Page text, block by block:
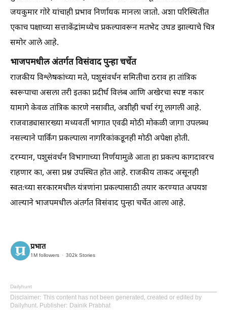
जयकुमार गोरे यांचाही प्रभाव निर्णायक मानला जातो. अशा परिस्थितीत
एकाच पक्षाच्या सत्ताकेंद्रांमध्येच प्रकल्पावरून मतभेद उघड झाल्याचे चित्र
समोर आले आहे.
भाजपमधील अंतर्गत विसंवाद पुन्हा चर्चेत
राजकीय विश्लेषकांच्या मते, पशुसंवर्धन समितीचा ठराव हा तांत्रिक
स्वरूपाचा असला तरी इतका प्रदीर्घ विलंब आणि अखेरचा स्पष्ट नकार
यामागे केवळ तांत्रिक कारणे नसावीत, अशीही चर्चा रंगू लागली आहे.
राजवाड्यासारख्या मध्यवर्ती भागात एवढी मोठी मोकळी जागा उपलब्ध
नसल्याने पार्किंग प्रकल्पाला नागरिकांकडूनही मोठी अपेक्षा होती.
दरम्यान, पशुसंवर्धन विभागाच्या निर्णयामुळे आता हा प्रकल्प कागदावरच
राहणार का, असा प्रश्न उपस्थित होत आहे. राजकीय ताकद असूनही
स्वतःच्या सरकारमधील यंत्रणांना प्रकल्पासाठी तयार करण्यात अपयश
आल्याने भाजपमधील अंतर्गत विसंवाद पुन्हा चर्चेत आला आहे.
प्रभात
1M followers 302k Stories
Dailyhunt
Disclaimer: This content has not been generated, created or edited by
Dailyhunt. Publisher: Dainik Prabhat